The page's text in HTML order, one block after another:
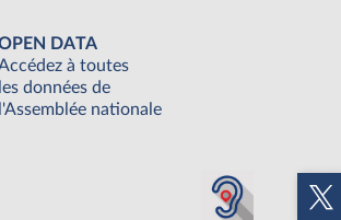
DATA
à toutes
les données de
l'Assemblée nationale